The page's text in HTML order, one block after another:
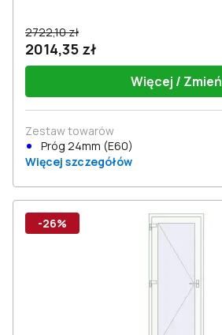
2722,10 zł
2014,35 zł
Więcej / Zmień
Zestaw towarów
Próg 24mm (E60)
Więcej szczegółów
-26%